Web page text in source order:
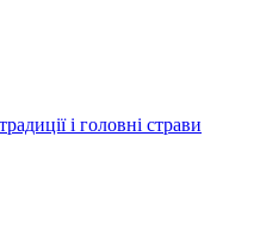
і головні страви